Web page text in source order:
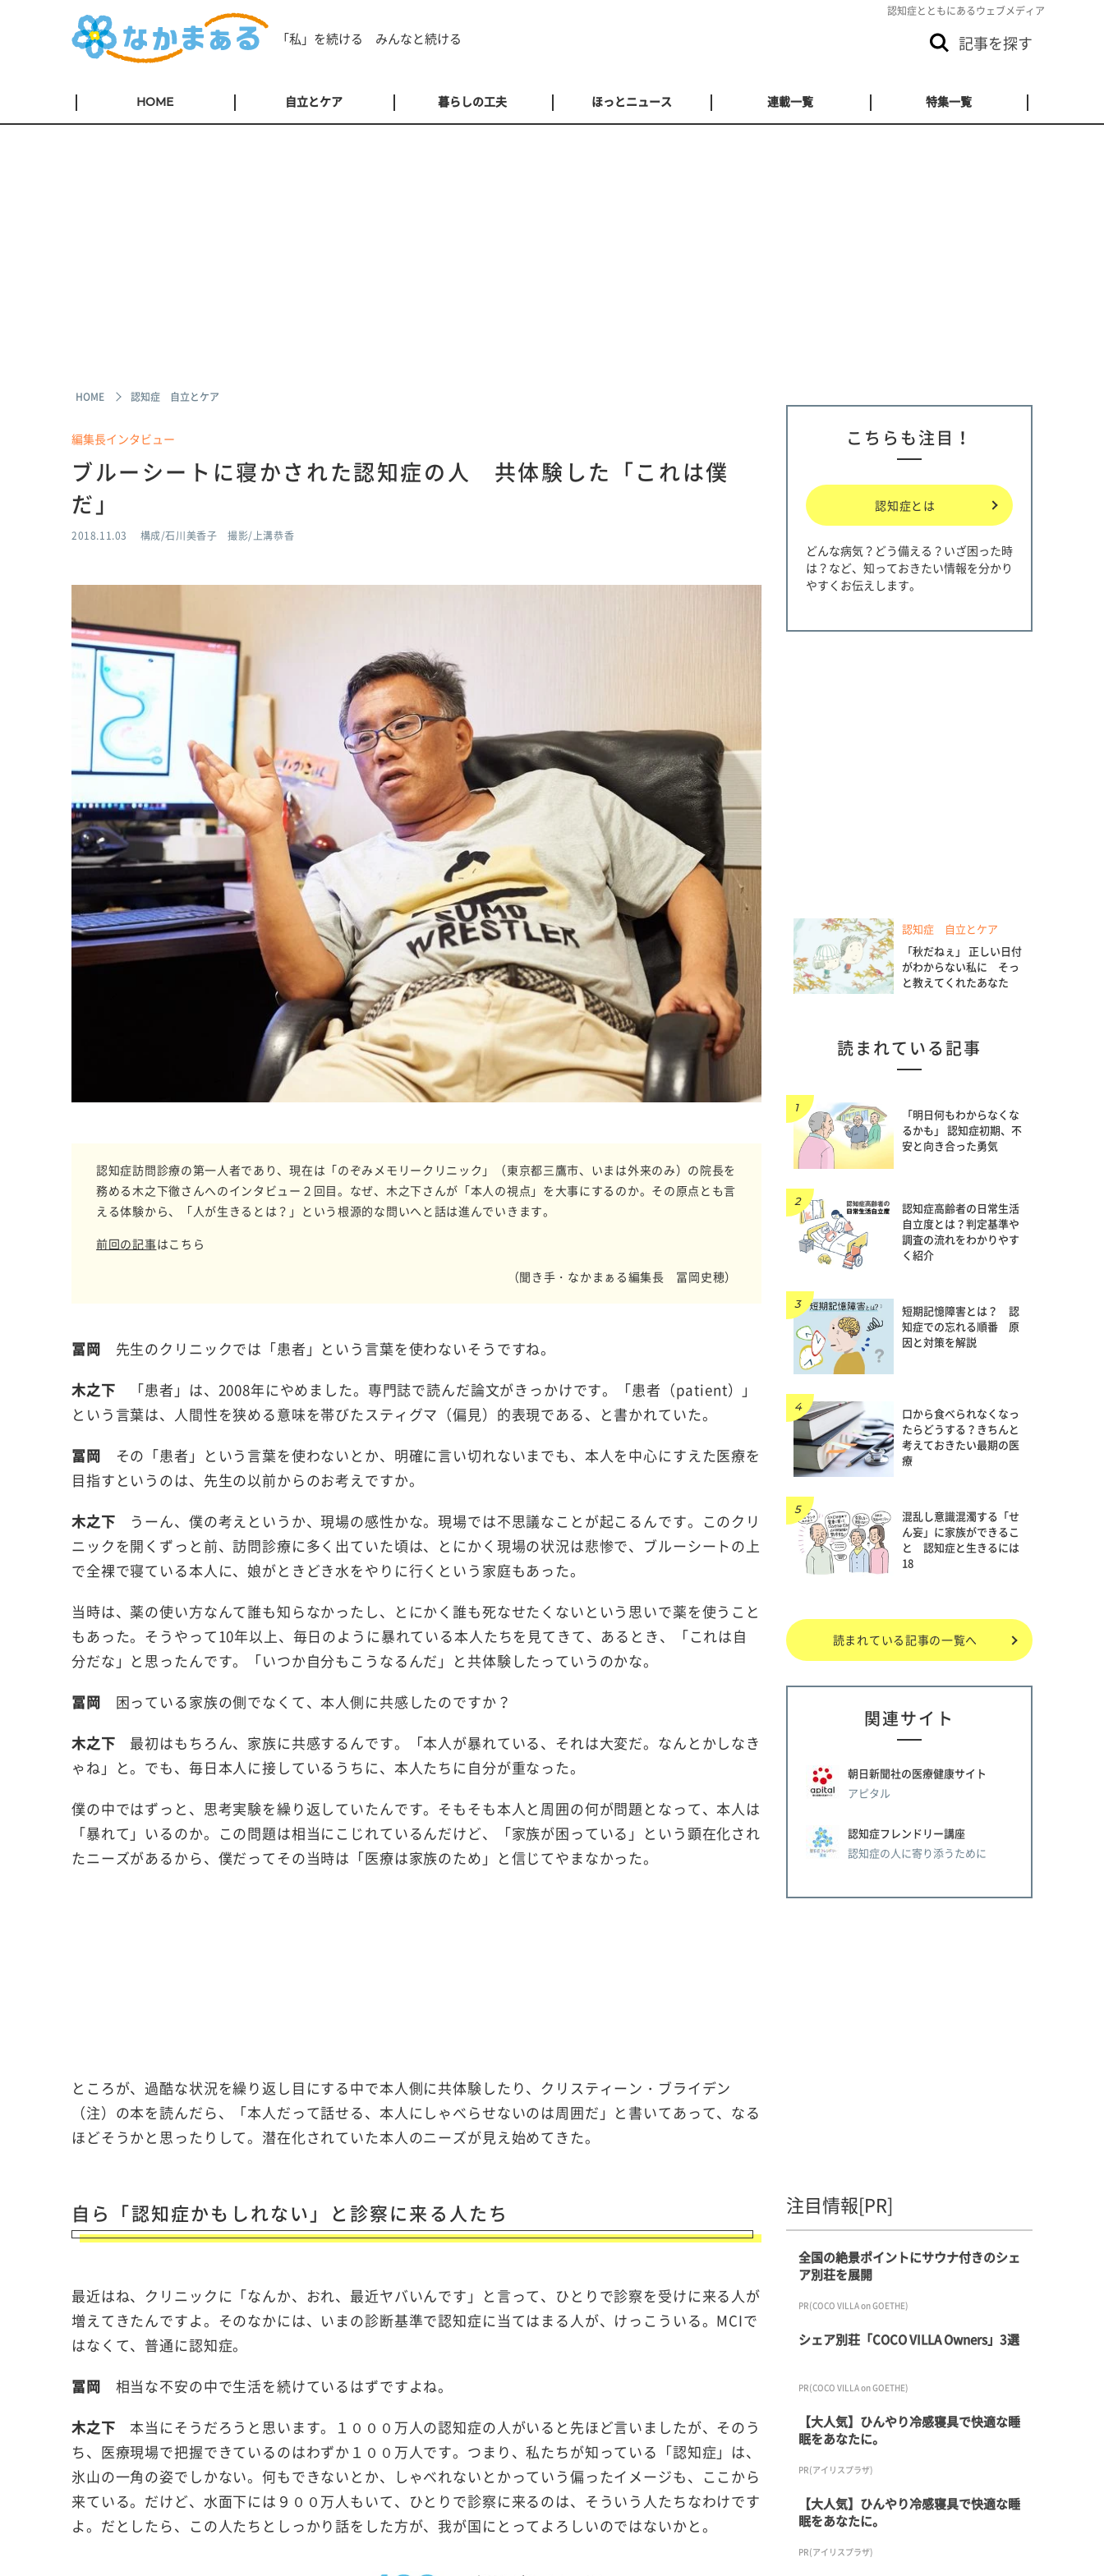
認知症とともにあるウェブメディア
「私」を続ける みんなと続ける 記事を探す
HOME 自立とケア 暮らしの工夫 ほっとニュース 連載一覧 特集一覧
HOME 認知症 自立とケア
編集長インタビュー
ブルーシートに寝かされた認知症の人 共体験した「これは僕
だ」
2018.11.03 構成/石川美香子 撮影/上溝恭香
認知症訪問診療の第一人者であり、現在は「のぞみメモリークリニック」（東京都三鷹市、いまは外来のみ）の院長を
務める木之下徹さんへのインタビュー２回目。なぜ、木之下さんが「本人の視点」を大事にするのか。その原点とも言
える体験から、「人が生きるとは？」という根源的な問いへと話は進んでいきます。
前回の記事はこちら
（聞き手・なかまぁる編集長 冨岡史穂）
冨岡 先生のクリニックでは「患者」という言葉を使わないそうですね。
木之下 「患者」は、2008年にやめました。専門誌で読んだ論文がきっかけです。「患者（patient）」
という言葉は、人間性を狭める意味を帯びたスティグマ（偏見）的表現である、と書かれていた。
冨岡 その「患者」という言葉を使わないとか、明確に言い切れないまでも、本人を中心にすえた医療を
目指すというのは、先生の以前からのお考えですか。
木之下 うーん、僕の考えというか、現場の感性かな。現場では不思議なことが起こるんです。このクリ
ニックを開くずっと前、訪問診療に多く出ていた頃は、とにかく現場の状況は悲惨で、ブルーシートの上
で全裸で寝ている本人に、娘がときどき水をやりに行くという家庭もあった。
当時は、薬の使い方なんて誰も知らなかったし、とにかく誰も死なせたくないという思いで薬を使うこと
もあった。そうやって10年以上、毎日のように暴れている本人たちを見てきて、あるとき、「これは自
分だな」と思ったんです。「いつか自分もこうなるんだ」と共体験したっていうのかな。
冨岡 困っている家族の側でなくて、本人側に共感したのですか？
木之下 最初はもちろん、家族に共感するんです。「本人が暴れている、それは大変だ。なんとかしなき
ゃね」と。でも、毎日本人に接しているうちに、本人たちに自分が重なった。
僕の中ではずっと、思考実験を繰り返していたんです。そもそも本人と周囲の何が問題となって、本人は
「暴れて」いるのか。この問題は相当にこじれているんだけど、「家族が困っている」という顕在化され
たニーズがあるから、僕だってその当時は「医療は家族のため」と信じてやまなかった。
ところが、過酷な状況を繰り返し目にする中で本人側に共体験したり、クリスティーン・ブライデン
（注）の本を読んだら、「本人だって話せる、本人にしゃべらせないのは周囲だ」と書いてあって、なる
ほどそうかと思ったりして。潜在化されていた本人のニーズが見え始めてきた。
自ら「認知症かもしれない」と診察に来る人たち
最近はね、クリニックに「なんか、おれ、最近ヤバいんです」と言って、ひとりで診察を受けに来る人が
増えてきたんですよ。そのなかには、いまの診断基準で認知症に当てはまる人が、けっこういる。MCIで
はなくて、普通に認知症。
冨岡 相当な不安の中で生活を続けているはずですよね。
木之下 本当にそうだろうと思います。１０００万人の認知症の人がいると先ほど言いましたが、そのう
ち、医療現場で把握できているのはわずか１００万人です。つまり、私たちが知っている「認知症」は、
氷山の一角の姿でしかない。何もできないとか、しゃべれないとかっていう偏ったイメージも、ここから
来ている。だけど、水面下には９００万人もいて、ひとりで診察に来るのは、そういう人たちなわけです
よ。だとしたら、この人たちとしっかり話をした方が、我が国にとってよろしいのではないかと。
こちらも注目！
認知症とは
どんな病気？どう備える？いざ困った時
は？など、知っておきたい情報を分かり
やすくお伝えします。
認知症 自立とケア
「秋だねぇ」 正しい日付
がわからない私に そっ
と教えてくれたあなた
読まれている記事
「明日何もわからなくな
るかも」 認知症初期、不
安と向き合った勇気
認知症高齢者の日常生活
自立度とは？判定基準や
調査の流れをわかりやす
く紹介
短期記憶障害とは？ 認
知症での忘れる順番 原
因と対策を解説
口から食べられなくなっ
たらどうする？きちんと
考えておきたい最期の医
療
混乱し意識混濁する「せ
ん妄」に家族ができるこ
と 認知症と生きるには
18
読まれている記事の一覧へ
関連サイト
朝日新聞社の医療健康サイト
アピタル
認知症フレンドリー講座
認知症の人に寄り添うために
注目情報[PR]
全国の絶景ポイントにサウナ付きのシェ
ア別荘を展開
PR(COCO VILLA on GOETHE)
シェア別荘「COCO VILLA Owners」3選
PR(COCO VILLA on GOETHE)
【大人気】ひんやり冷感寝具で快適な睡
眠をあなたに。
PR(アイリスプラザ)
【大人気】ひんやり冷感寝具で快適な睡
眠をあなたに。
PR(アイリスプラザ)